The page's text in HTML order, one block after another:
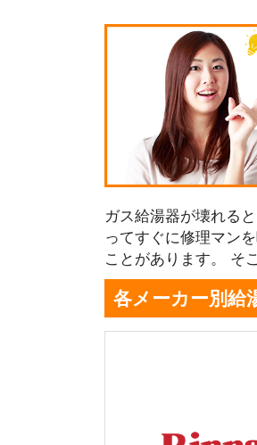
ガス給湯器が壊れる
ってすぐに修理マン
ことがあります。 そ
各メーカー別給